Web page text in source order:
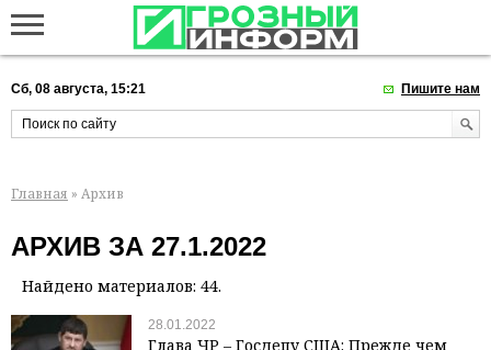
Сб, 08 августа, 15:21 Пишите нам
Главная » Архив
АРХИВ ЗА 27.1.2022
Найдено материалов: 44.
28.01.2022
Глава ЧР – Госдепу США: Прежде чем